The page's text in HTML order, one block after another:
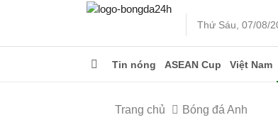
Thứ Sáu, 07/08/
Tin nóng ASEAN Cup Việt Nam
Trang chủ Bóng đá Anh